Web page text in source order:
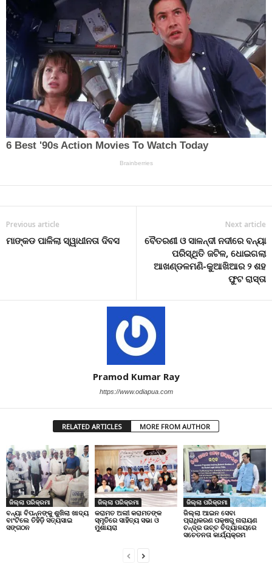
Previous article
ମାଙ୍କଡ ପାଳିଲା ସ୍ୱାଧୀନତା ଦିବସ
Next article
ବୈତରଣୀ ଓ ସାଳନ୍ଦୀ ନଦୀରେ ବନ୍ୟା
ପରିସ୍ଥିତି ଜଟିଳ, ଧୋଇଗଲା
ଆଖଣ୍ଡଳମଣି-କୁଆଖିଆର ୨ ଶହ
ଫୁଟ ରାସ୍ତା
Pramod Kumar Ray
https://www.odiapua.com
RELATED ARTICLES MORE FROM AUTHOR
ଜିଲ୍ଲା ପରିକ୍ରମା
ବନ୍ୟା ବିପନ୍ନଙ୍କୁ ଶୁଖିଲା ଖାଦ୍ୟ
ବାଂଟିଲେ ତିହିଡି଼ ସତ୍ୟସାଇ
ସଙ୍ଗଠନ
ଜିଲ୍ଲା ପରିକ୍ରମା
କରାମତ ଅଲୀ କରାମତଙ୍କ
ସ୍ମୃତିରେ ସାହିତ୍ୟ ସଭା ଓ
ମୁଶାୟରା
ଜିଲ୍ଲା ପରିକ୍ରମା
ଜିଲ୍ଲା ଆଇନ ସେବା
ପ୍ରାଧିକରଣ ପକ୍ଷରୁ ନାରାୟଣ
ଚନ୍ଦ୍ର ଉଚ୍ଚ ବିଦ୍ୟାଳୟରେ
ସଚେତନତା କାର୍ଯ୍ୟକ୍ରମ